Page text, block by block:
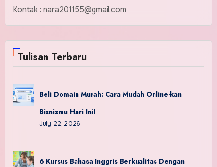
Kontak : nara201155@gmail.com
Tulisan Terbaru
Beli Domain Murah: Cara Mudah Online-kan
Bisnismu Hari Ini!
July 22, 2026
6 Kursus Bahasa Inggris Berkualitas Dengan